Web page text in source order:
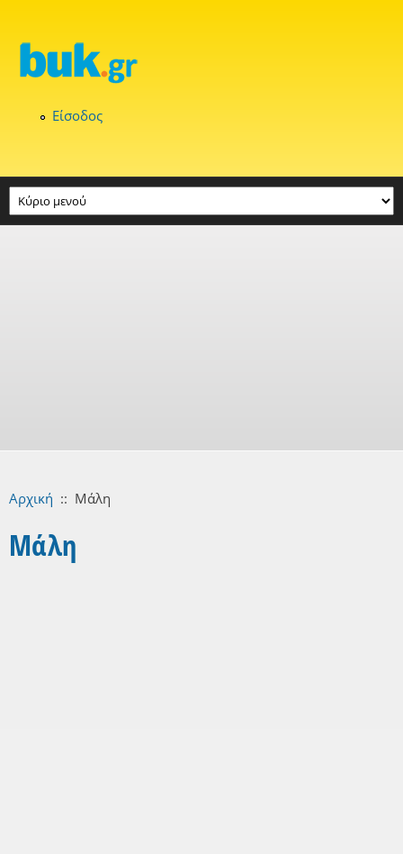
Είσοδος
Αρχική :: Μάλη
Μάλη